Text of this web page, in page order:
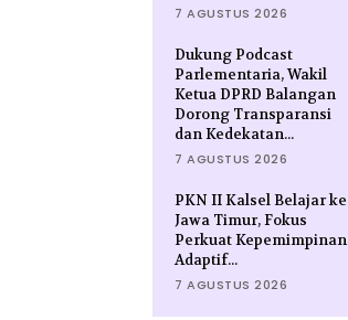
7 AGUSTUS 2026
Dukung Podcast
Parlementaria, Wakil
Ketua DPRD Balangan
Dorong Transparansi
dan Kedekatan...
7 AGUSTUS 2026
PKN II Kalsel Belajar ke
Jawa Timur, Fokus
Perkuat Kepemimpinan
Adaptif...
7 AGUSTUS 2026